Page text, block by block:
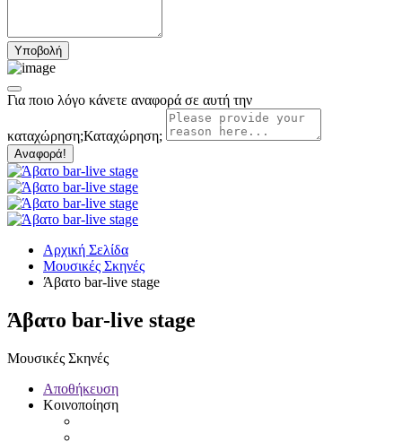
Για ποιο λόγο κάνετε αναφορά σε αυτή την
καταχώρηση;Καταχώρηση;
Αναφορά!
Αρχική Σελίδα
Μουσικές Σκηνές
Άβατο bar-live stage
Άβατο bar-live stage
Μουσικές Σκηνές
Αποθήκευση
Κοινοποίηση